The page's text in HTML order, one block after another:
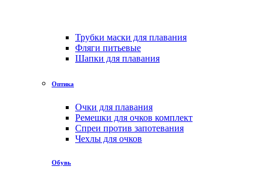
Трубки маски для плавания
Фляги питьевые
Шапки для плавания
Оптика
Очки для плавания
Ремешки для очков комплект
Спреи против запотевания
Чехлы для очков
Обувь